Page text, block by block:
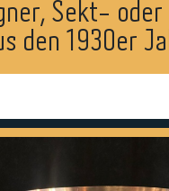
Sekt- oder
den 1930er